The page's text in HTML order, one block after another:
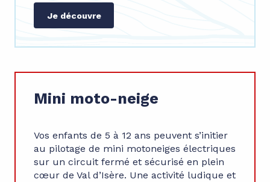
Je découvre
Mini moto-neige
Vos enfants de 5 à 12 ans peuvent s’initier
au pilotage de mini motoneiges électriques
sur un circuit fermé et sécurisé en plein
cœur de Val d’Isère. Une activité ludique et